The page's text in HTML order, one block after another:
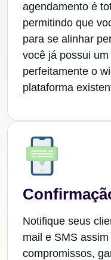
agendamento é
permitindo que
para se alinhar
você já possui
perfeitamente o
plataforma
Notifique seus
mail e SMS
compromissos,